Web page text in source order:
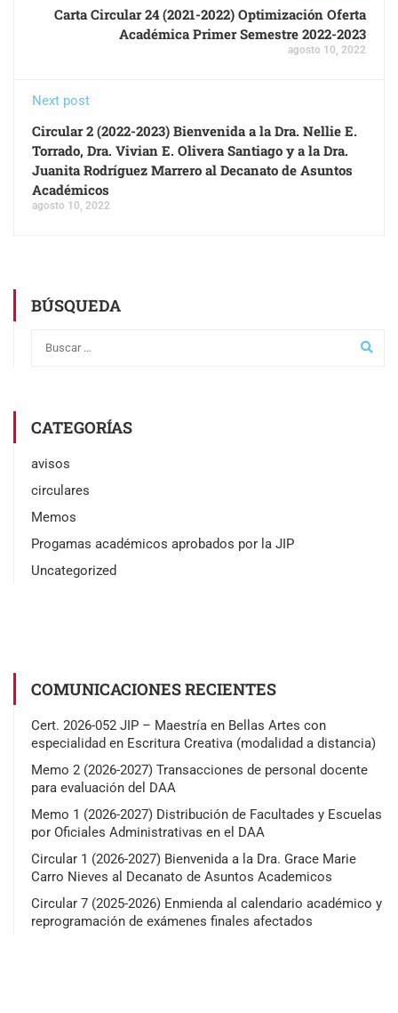
Carta Circular 24 (2021-2022) Optimización Oferta
Académica Primer Semestre 2022-2023
agosto 10, 2022
Next post
Circular 2 (2022-2023) Bienvenida a la Dra. Nellie E.
Torrado, Dra. Vivian E. Olivera Santiago y a la Dra.
Juanita Rodríguez Marrero al Decanato de Asuntos
Académicos
agosto 10, 2022
BÚSQUEDA
CATEGORÍAS
avisos
circulares
Memos
Progamas académicos aprobados por la JIP
Uncategorized
COMUNICACIONES RECIENTES
Cert. 2026-052 JIP – Maestría en Bellas Artes con
especialidad en Escritura Creativa (modalidad a distancia)
Memo 2 (2026-2027) Transacciones de personal docente
para evaluación del DAA
Memo 1 (2026-2027) Distribución de Facultades y Escuelas
por Oficiales Administrativas en el DAA
Circular 1 (2026-2027) Bienvenida a la Dra. Grace Marie
Carro Nieves al Decanato de Asuntos Academicos
Circular 7 (2025-2026) Enmienda al calendario académico y
reprogramación de exámenes finales afectados